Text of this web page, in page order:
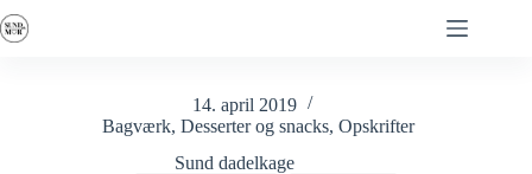
til
14. april 2019
Bagværk, Desserter og snacks, Opskrifter
Sund dadelkage